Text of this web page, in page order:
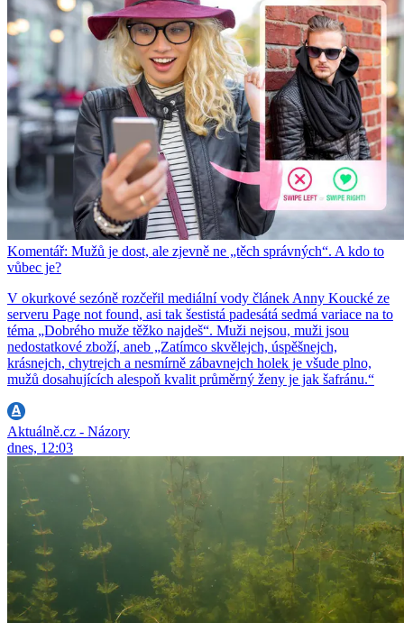
Komentář: Mužů je dost, ale zjevně ne „těch správných“. A kdo to
vůbec je?
V okurkové sezóně rozčeřil mediální vody článek Anny Koucké ze
serveru Page not found, asi tak šestistá padesátá sedmá variace na to
téma „Dobrého muže těžko najdeš“. Muži nejsou, muži jsou
nedostatkové zboží, aneb „Zatímco skvělejch, úspěšnejch,
krásnejch, chytrejch a nesmírně zábavnejch holek je všude plno,
mužů dosahujících alespoň kvalit průměrný ženy je jak šafránu.“
Aktuálně.cz - Názory
dnes, 12:03